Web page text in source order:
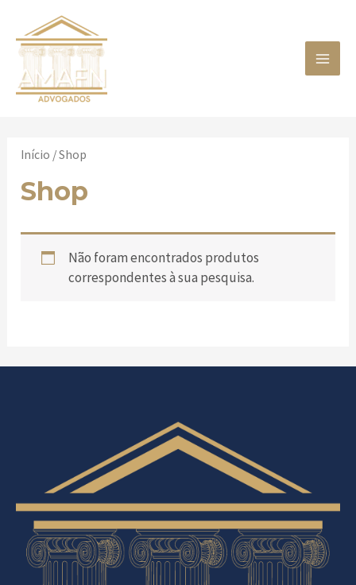
content
Início / Shop
Shop
Não foram encontrados produtos
correspondentes à sua pesquisa.